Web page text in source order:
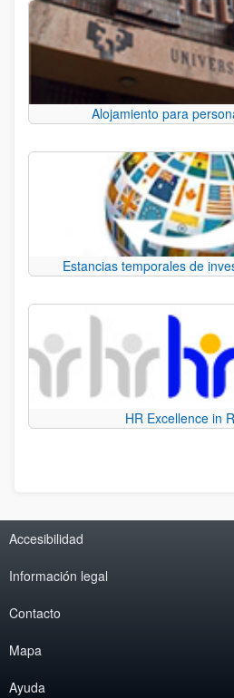
Alojamiento para
Estancias temporales de
HR Excellence in
Accesibilidad
Información legal
Contacto
Mapa
Ayuda